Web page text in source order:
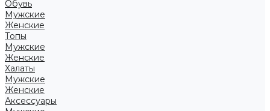
Обувь
Мужские
Женские
Топы
Мужские
Женские
Халаты
Мужские
Женские
Аксессуары